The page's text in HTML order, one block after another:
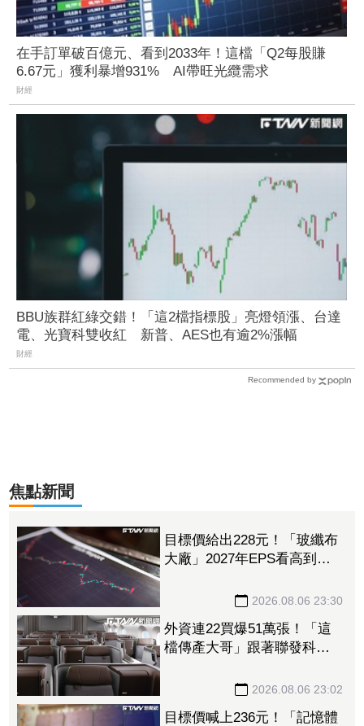
在手訂單破百億元、看到2033年！這檔「Q2每股賺
6.67元」獲利暴增931% AI帶旺光纜需求
財經
BBU族群紅綠交錯！「這2檔指標股」亮燈領漲、台達
電、光寶科雙收紅 新普、AES也有逾2%漲幅
財經
Recommended by
焦點新聞
目標價給出228元！「玻纖布
大廠」2027年EPS看高到
投資挹注營收 2026.08.06 23:30
外資連22買爆51萬張！「這
檔傳產大哥」跟著聯發科發
2026.08.06 23:02
目標價喊上236元！「記憶體